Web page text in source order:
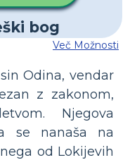
Več Možnosti
Odina, vendar
z zakonom,
Njegova
se nanaša na
od Lokijevih